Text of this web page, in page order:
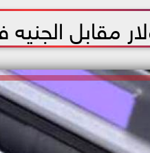
مقابل